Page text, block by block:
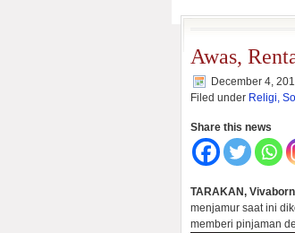
Awas,
December 4,
Filed under Religi,
Share this news
TARAKAN,
menjamur saat ini
memberi pinjaman